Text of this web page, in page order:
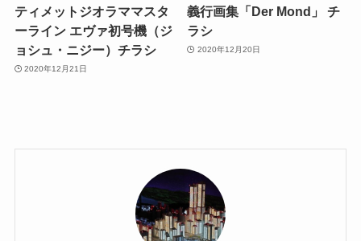
ティメットジオラママスタ
ーライン エヴァ初号機（ジ
ョシュ・ニジー）チラシ
2020年12月21日
義行画集「Der Mond」 チ
ラシ
2020年12月20日